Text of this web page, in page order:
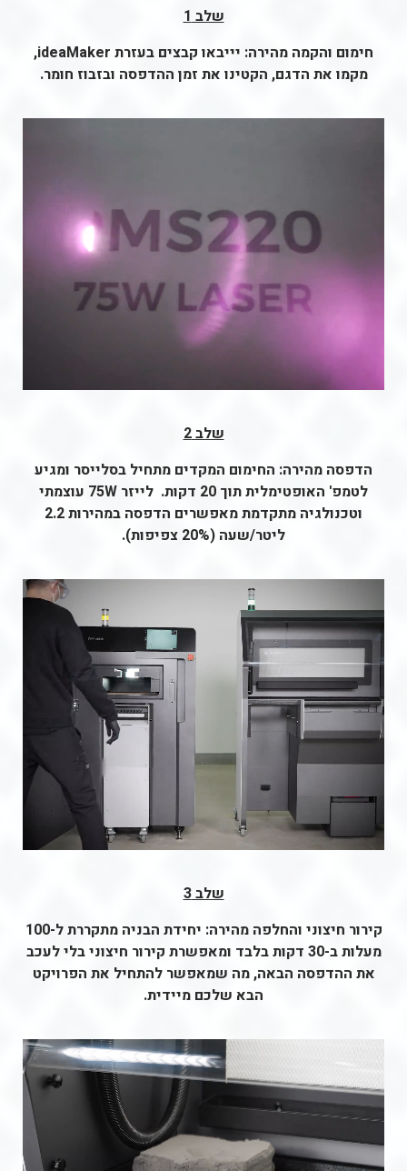
שלב 1
חימום והקמה מהירה: יייבאו קבצים בעזרת ideaMaker,
מקמו את הדגם, הקטינו את זמן ההדפסה ובזבוז חומר.
שלב 2
הדפסה מהירה: החימום המקדים מתחיל בסלייסר ומגיע
לטמפ' האופטימלית תוך 20 דקות. לייזר 75W עוצמתי
וטכנולגיה מתקדמת מאפשרים הדפסה במהירות 2.2
ליטר/שעה (20% צפיפות).
שלב 3
קירור חיצוני והחלפה מהירה: יחידת הבניה מתקררת ל-100
מעלות ב-30 דקות בלבד ומאפשרת קירור חיצוני בלי לעכב
את ההדפסה הבאה, מה שמאפשר להתחיל את הפרויקט
הבא שלכם מיידית.